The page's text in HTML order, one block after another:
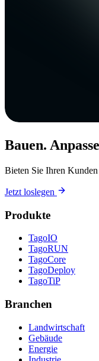
Bauen.
Bieten Sie Ihren
Jetzt loslegen
Produkte
TagoIO
TagoRUN
TagoCore
TagoDeploy
TagoTiP
Branchen
Landwirtschaft
Gebäude
Energie